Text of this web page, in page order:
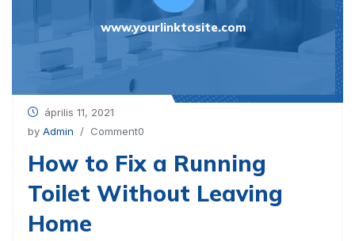
www.yourlinktosite.com
április 11, 2021
by Admin / Comment0
How to Fix a Running
Toilet Without Leaving
Home